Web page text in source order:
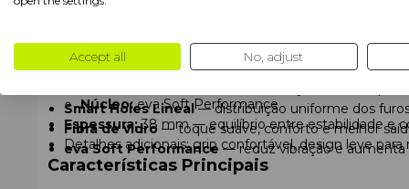
Peso:leve — 345–360 g, excelente maneabilidade
Materiais:
Armação:
Structural Reinforcement
Núcleo:eva Soft Performance
Espessura:38 mm — equilíbrio entre estabilidade e
Detalhes adicionais: grip confortável, design leve
Tecnologias e Funcionalidades
— reforço estrutural
Smart Holes Lineal— distribuição uniforme dos
Fibra de vidro — toque suave, conforto e melhor
eva Soft Performance — reduz vibração e aumenta
Características Principais
Accept all No, adjust